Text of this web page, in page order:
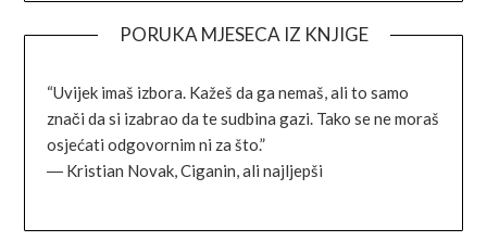
PORUKA MJESECA IZ KNJIGE
“Uvijek imaš izbora. Kažeš da ga nemaš, ali to samo
znači da si izabrao da te sudbina gazi. Tako se ne moraš
osjećati odgovornim ni za što.”
― Kristian Novak,Ciganin, ali najljepši